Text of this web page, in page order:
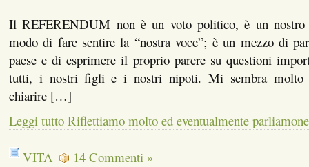
Il REFERENDUM non è un voto politico, è un
modo di fare sentire la “nostra voce”; è un mezzo di
paese e di esprimere il proprio parere su questioni
tutti, i nostri figli e i nostri nipoti. Mi sembra molto
chiarire […]
Leggi tutto Riflettiamo molto ed eventualmente parliamone
VITA 14 Commenti »